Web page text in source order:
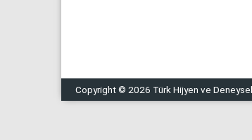
Copyright © 2026 Türk Hijyen ve